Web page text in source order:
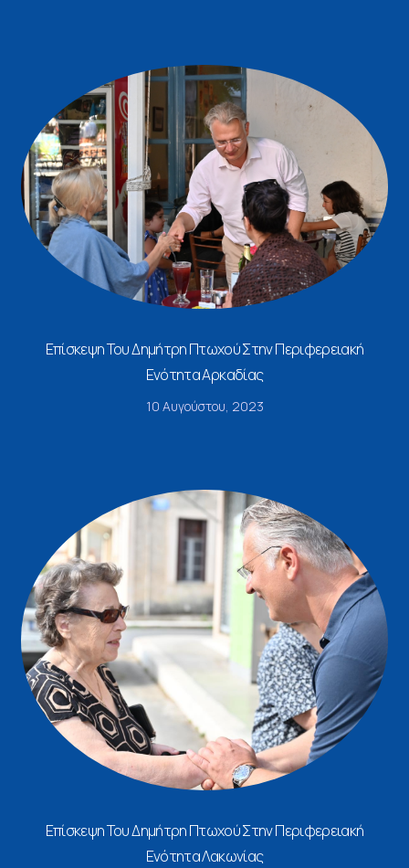
Επίσκεψη Του Δημήτρη Πτωχού Στην Περιφερειακή
Ενότητα Αρκαδίας
10 Αυγούστου, 2023
Επίσκεψη Του Δημήτρη Πτωχού Στην Περιφερειακή
Ενότητα Λακωνίας